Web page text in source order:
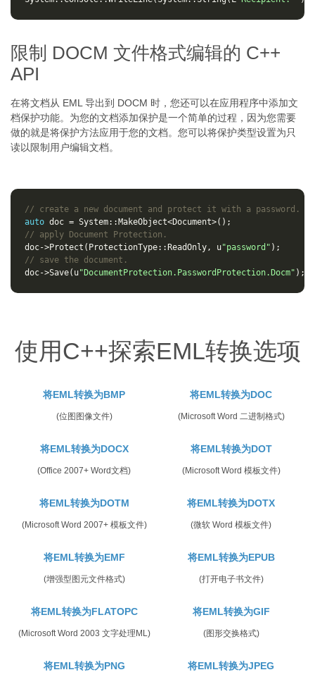
限制 DOCM 文件格式编辑的 C++
API
在将文档从 EML 导出到 DOCM 时，您还可以在应用程序中添加文
档保护功能。为您的文档添加保护是一个简单的过程，因为您需要
做的就是将保护方法应用于您的文档。您可以将保护类型设置为只
读以限制用户编辑文档。
// create a new document and protect it with a password.
auto doc = System:: MakeObject<Document>();
// apply Document Protection.
doc->Protect ( ProtectionType:: ReadOnly, u"password" );
// save the document.
doc->Save( u"DocumentProtection.PasswordProtection.Docm" );
使用C++探索EML转换选项
将EML转换为BMP
(位图图像文件)
将EML转换为DOC
(Microsoft Word 二进制格式)
将EML转换为DOCX
(Office 2007+ Word文档)
将EML转换为DOT
(Microsoft Word 模板文件)
将EML转换为DOTM
(Microsoft Word 2007+ 模板文件)
将EML转换为DOTX
(微软 Word 模板文件)
将EML转换为EMF
(增强型图元文件格式)
将EML转换为EPUB
(打开电子书文件)
将EML转换为FLATOPC
(Microsoft Word 2003 文字处理ML)
将EML转换为GIF
(图形交换格式)
将EML转换为PNG 将EML转换为JPEG